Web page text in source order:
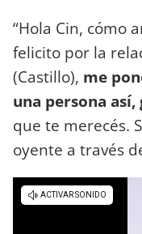
“Hola Cin, cómo
felicito por la
(Castillo), me
una persona
que te merecés.
oyente a través